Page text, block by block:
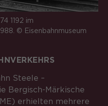
1192 im
© Eisenbahnmuseum
Steele –
Bergisch-Märkische
erhielten mehrere
ID, ohne
Daten.